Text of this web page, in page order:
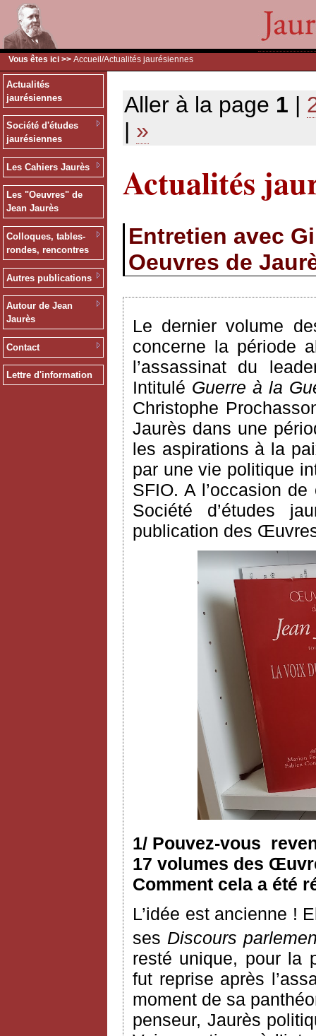
Vous êtes ici >> Accueil /Actualités jaurésiennes
Actualités
jaurésiennes
Société d'études
jaurésiennes
Les Cahiers Jaurès
Les "Oeuvres" de
Jean Jaurès
Colloques, tables-
rondes, rencontres
Autres publications
Autour de Jean
Jaurès
Contact
Lettre d'information
Aller à la page 1 |
| »
Actualités
Entretien avec
Oeuvres de
Le dernier volume
concerne la période
l’assassinat du
Intitulé Guerre à la
Christophe
Jaurès dans une
les aspirations à la
par une vie politique
SFIO. A l’occasion
Société d’études
publication des
1/ Pouvez-vous
17 volumes des
Comment cela a été
L’idée est ancienne !
ses Discours
resté unique, pour la
fut reprise après
moment de sa
penseur, Jaurès